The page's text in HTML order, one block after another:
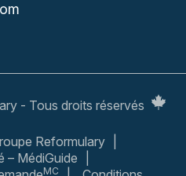
- Tous droits réservés
Reformulary
– MédiGuide
MC